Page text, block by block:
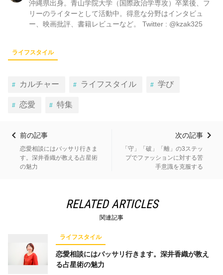
沖縄県出身。青山学院大学（国際政治学専攻）卒業後、フ
リーのライターとして活動中。得意な分野はインタビュ
ー、映画批評、書籍レビューなど。 Twitter : @kzak325
ライフスタイル
カルチャー ライフスタイル 学び
恋愛 特集
前の記事
恋愛相談にはバッサリ行きま
す。深井香織が教える占星術
の魅力
次の記事
「守」「破」「離」の3ステッ
プでファッションに対する苦
手意識を克服する
RELATED ARTICLES
関連記事
ライフスタイル
恋愛相談にはバッサリ行きます。深井香織が教え
る占星術の魅力